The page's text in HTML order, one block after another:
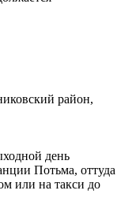
район,
день
Потьма, оттуда
или на такси до